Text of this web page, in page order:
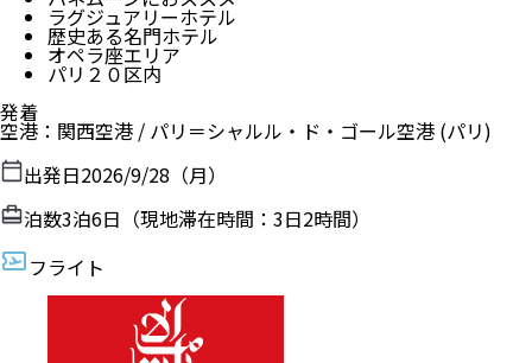
ラグジュアリーホテル
歴史ある名門ホテル
オペラ座エリア
パリ２０区内
発着
空港 ： 関西空港 / パリ＝シャルル・ド・ゴール空港 (パリ)
出発日2026/9/28（月）
泊数3泊6日（現地滞在時間： 3日2時間）
フライト